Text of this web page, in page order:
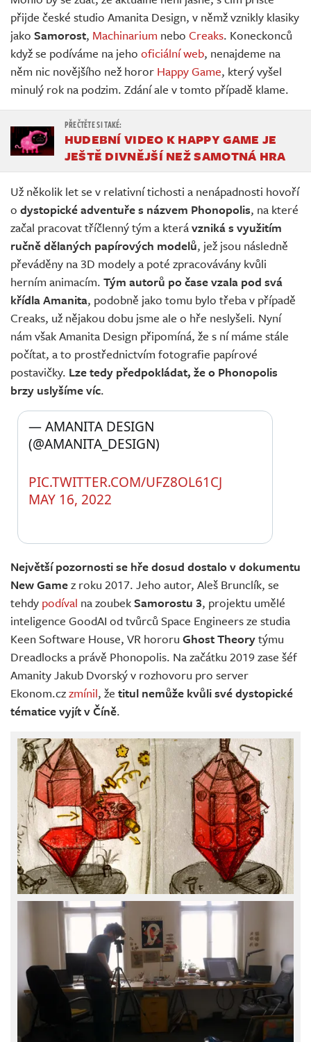
Živě
přijde české studio Amanita Design, v němž vznikly klasiky
jako Samorost, Machinarium nebo Creaks. Koneckonců
když se podíváme na jeho oficiální web, nenajdeme na
něm nic novějšího než horor Happy Game, který vyšel
minulý rok na podzim. Zdání ale v tomto případě klame.
HUDEBNÍ VIDEO K HAPPY GAME JE
JEŠTĚ DIVNĚJŠÍ NEŽ SAMOTNÁ HRA
Už několik let se v relativní tichosti a nenápadnosti hovoří
o dystopické adventuře s názvem Phonopolis, na které
začal pracovat tříčlenný tým a kterávzniká s využitím
ručně dělaných papírových modelů, jež jsou následně
převáděny na 3D modely a poté zpracovávány kvůli
herním animacím. Tým autorů po čase vzala pod svá
křídla Amanita, podobně jako tomu bylo třeba v případě
Creaks, už nějakou dobu jsme ale o hře neslyšeli. Nyní
nám však Amanita Design připomíná, že s ní máme stále
počítat, a to prostřednictvím fotografie papírové
postavičky. Lze tedy předpokládat, že o Phonopolis
brzy uslyšíme víc.
PIC.TWITTER.COM/UFZ8OL61CJ
— AMANITA DESIGN
(@AMANITA_DESIGN)
MAY 16, 2022
Největší pozornosti se hře dosud dostalo v dokumentu
New Gamez roku 2017. Jeho autor, Aleš Brunclík, se
tehdy podíval na zoubekSamorostu 3, projektu umělé
inteligence GoodAI od tvůrců Space Engineers ze studia
Keen Software House, VR hororu Ghost Theorytýmu
Dreadlocks a právě Phonopolis. Na začátku 2019 zase šéf
Amanity Jakub Dvorský v rozhovoru pro server
Ekonom.czzmínil, že titul nemůže kvůli své dystopické
tématice vyjít v Číně.